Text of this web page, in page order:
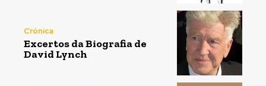
Crónica
Excertos da Biografia de
David Lynch